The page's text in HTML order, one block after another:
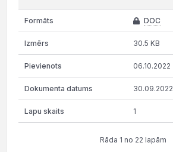
DOC
30.5 KB
06.10.2022
30.09.2022
1
Rāda 1 no 22 lapām